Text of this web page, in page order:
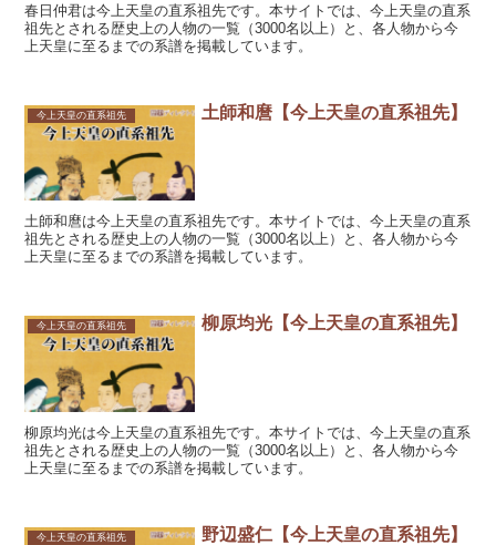
春日仲君は今上天皇の直系祖先です。本サイトでは、今上天皇の直系
祖先とされる歴史上の人物の一覧（3000名以上）と、各人物から今
上天皇に至るまでの系譜を掲載しています。
今上天皇の直系祖先 土師和麿【今上天皇の直系祖先】
土師和麿は今上天皇の直系祖先です。本サイトでは、今上天皇の直系
祖先とされる歴史上の人物の一覧（3000名以上）と、各人物から今
上天皇に至るまでの系譜を掲載しています。
今上天皇の直系祖先 柳原均光【今上天皇の直系祖先】
柳原均光は今上天皇の直系祖先です。本サイトでは、今上天皇の直系
祖先とされる歴史上の人物の一覧（3000名以上）と、各人物から今
上天皇に至るまでの系譜を掲載しています。
今上天皇の直系祖先 野辺盛仁【今上天皇の直系祖先】